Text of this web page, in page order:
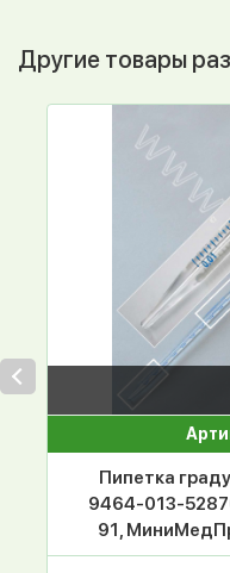
Другие товары
Пипетка
9464-013-
91,